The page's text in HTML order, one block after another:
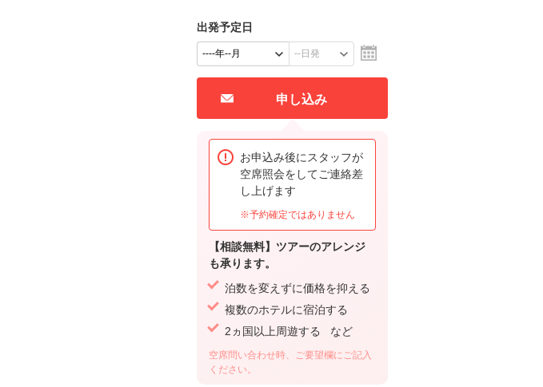
出発予定日
申し込み
お申込み後にスタッフが
空席照会をしてご連絡差
し上げます
※予約確定ではありません
【相談無料】ツアーのアレンジ
も承ります。
泊数を変えずに価格を抑える
複数のホテルに宿泊する
2ヵ国以上周遊する など
空席問い合わせ時、ご要望欄にご記入
ください。